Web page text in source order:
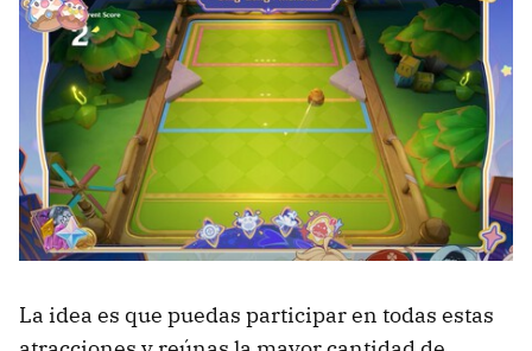
La idea es que puedas participar en todas estas